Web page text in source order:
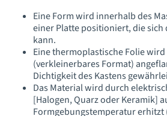
Eine Form wird innerhalb des
einer Platte positioniert, die
kann.
Eine thermoplastische Folie
(verkleinerbares Format)
Dichtigkeit des Kastens
Das Material wird durch
[Halogen, Quarz oder Keramik]
Formgebungstemperatur